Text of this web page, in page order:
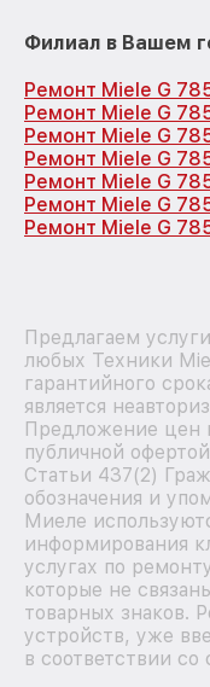
Филиал в Вашем
Ремонт Miele G
Ремонт Miele G
Ремонт Miele G
Ремонт Miele G
Ремонт Miele G
Ремонт Miele G
Ремонт Miele G
Предлагаем
любых Техники
гарантийного
является
Предложение цен
публичной
Статьи 437(2)
обозначения и
Миеле
информирования
услугах по
которые не
товарных знаков.
устройств, уже
в соответствии